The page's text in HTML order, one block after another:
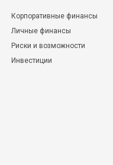
Корпоративные финансы
Личные финансы
Риски и возможности
Инвестиции